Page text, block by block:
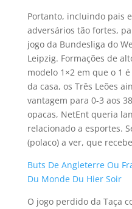
Portanto, incluindo pais
adversários tão fortes,
jogo da Bundesliga do
Leipzig. Formações de
modelo 1×2 em que o 1
da casa, os Três Leões
vantagem para 0-3 aos
opacas, NetEnt queria
relacionado a esportes.
(polaco) a ver, que
Buts De Angleterre Ou
Du Monde Du Hier Soir
O jogo perdido da Taça